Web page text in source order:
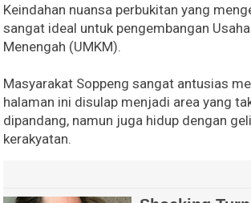
Keindahan nuansa perbukitan yang
sangat ideal untuk pengembangan
Menengah (UMKM).
Masyarakat Soppeng sangat antusias
halaman ini disulap menjadi area yang
dipandang, namun juga hidup dengan
kerakyatan.